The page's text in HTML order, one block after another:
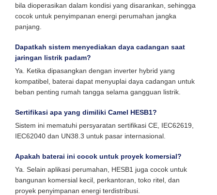
bila dioperasikan dalam kondisi yang disarankan, sehingga
cocok untuk penyimpanan energi perumahan jangka
panjang.
Dapatkah sistem menyediakan daya cadangan saat
jaringan listrik padam?
Ya. Ketika dipasangkan dengan inverter hybrid yang
kompatibel, baterai dapat menyuplai daya cadangan untuk
beban penting rumah tangga selama gangguan listrik.
Sertifikasi apa yang dimiliki Camel HESB1?
Sistem ini mematuhi persyaratan sertifikasi CE, IEC62619,
IEC62040 dan UN38.3 untuk pasar internasional.
Apakah baterai ini cocok untuk proyek komersial?
Ya. Selain aplikasi perumahan, HESB1 juga cocok untuk
bangunan komersial kecil, perkantoran, toko ritel, dan
proyek penyimpanan energi terdistribusi.